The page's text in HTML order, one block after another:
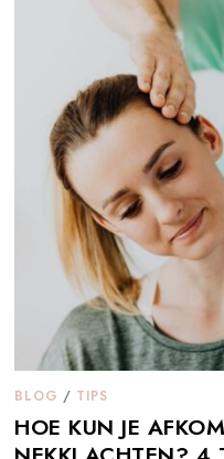
BLOG / TIPS
HOE KUN JE